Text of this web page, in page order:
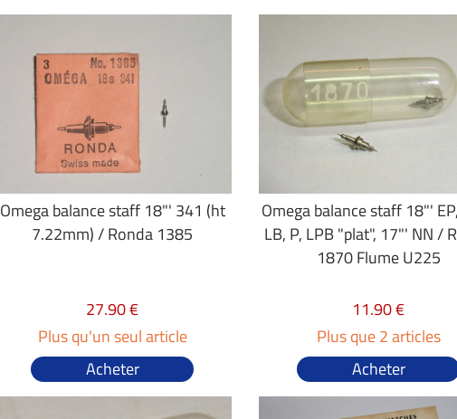
Omega balance staff 18"' 341 (ht
7.22mm) / Ronda 1385
27.90 €
Plus qu'un seul article
Acheter
Omega balance staff 18"'
LB, P, LPB "plat", 17"' NN /
1870 Flume U225
11.90 €
Plus que 2 articles
Acheter